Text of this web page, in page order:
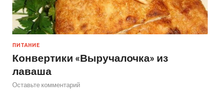
ПИТАНИЕ
Конвертики «Выручалочка» из
лаваша
Оставьте комментарий